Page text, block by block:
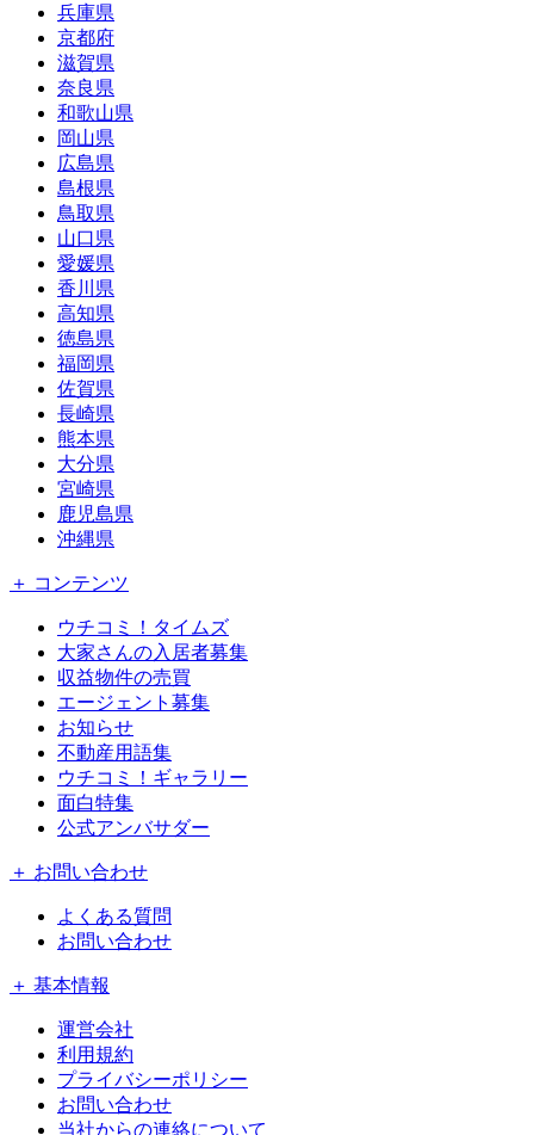
兵庫県
京都府
滋賀県
奈良県
和歌山県
岡山県
広島県
島根県
鳥取県
山口県
愛媛県
香川県
高知県
徳島県
福岡県
佐賀県
長崎県
熊本県
大分県
宮崎県
鹿児島県
沖縄県
＋ コンテンツ
ウチコミ！タイムズ
大家さんの入居者募集
収益物件の売買
エージェント募集
お知らせ
不動産用語集
ウチコミ！ギャラリー
面白特集
公式アンバサダー
＋ お問い合わせ
よくある質問
お問い合わせ
＋ 基本情報
運営会社
利用規約
プライバシーポリシー
お問い合わせ
当社からの連絡について